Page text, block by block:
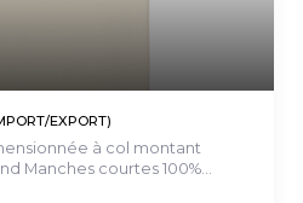
EXPORT)
à col montant
Manches courtes 100%...